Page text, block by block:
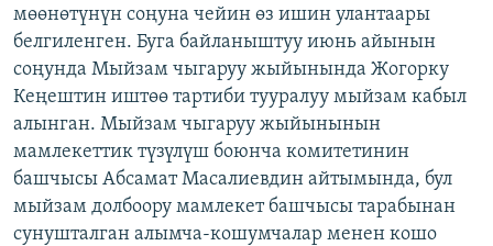
мөөнөтүнүн соңуна чейин өз ишин улантаары
белгиленген. Буга байланыштуу июнь айынын
соңунда Мыйзам чыгаруу жыйынында Жогорку
Кеңештин иштөө тартиби тууралуу мыйзам кабыл
алынган. Мыйзам чыгаруу жыйынынын
мамлекеттик түзүлүш боюнча комитетинин
башчысы Абсамат Масалиевдин айтымында, бул
мыйзам долбоору мамлекет башчысы тарабынан
сунушталган алымча-кошумчалар менен кошо